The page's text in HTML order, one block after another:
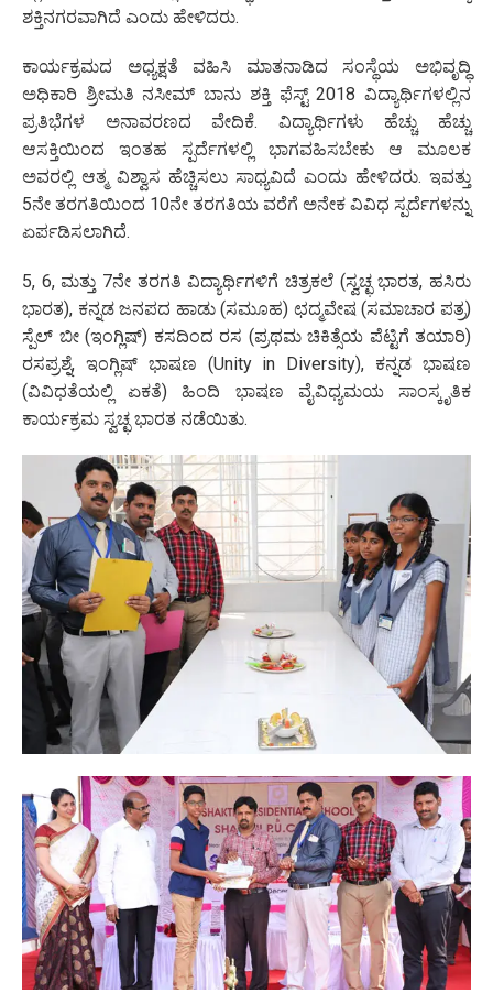
ಶಕ್ತಿನಗರವಾಗಿದೆ ಎಂದು ಹೇಳಿದರು.
ಕಾರ್ಯಕ್ರಮದ ಅಧ್ಯಕ್ಷತೆ ವಹಿಸಿ ಮಾತನಾಡಿದ ಸಂಸ್ಥೆಯ ಅಭಿವೃದ್ಧಿ
ಅಧಿಕಾರಿ ಶ್ರೀಮತಿ ನಸೀಮ್ ಬಾನು ಶಕ್ತಿ ಫೆಸ್ಟ್ 2018 ವಿದ್ಯಾರ್ಥಿಗಳಲ್ಲಿನ
ಪ್ರತಿಭೆಗಳ ಅನಾವರಣದ ವೇದಿಕೆ. ವಿದ್ಯಾರ್ಥಿಗಳು ಹೆಚ್ಚು ಹೆಚ್ಚು
ಆಸಕ್ತಿಯಿಂದ ಇಂತಹ ಸ್ಪರ್ದೆಗಳಲ್ಲಿ ಭಾಗವಹಿಸಬೇಕು ಆ ಮೂಲಕ
ಅವರಲ್ಲಿ ಆತ್ಮ ವಿಶ್ವಾಸ ಹೆಚ್ಚಿಸಲು ಸಾಧ್ಯವಿದೆ ಎಂದು ಹೇಳಿದರು. ಇವತ್ತು
5ನೇ ತರಗತಿಯಿಂದ 10ನೇ ತರಗತಿಯ ವರೆಗೆ ಅನೇಕ ವಿವಿಧ ಸ್ಪರ್ದೆಗಳನ್ನು
ಏರ್ಪಡಿಸಲಾಗಿದೆ.
5, 6, ಮತ್ತು 7ನೇ ತರಗತಿ ವಿದ್ಯಾರ್ಥಿಗಳಿಗೆ ಚಿತ್ರಕಲೆ (ಸ್ವಚ್ಛ ಭಾರತ, ಹಸಿರು
ಭಾರತ), ಕನ್ನಡ ಜನಪದ ಹಾಡು (ಸಮೂಹ) ಛದ್ಮವೇಷ (ಸಮಾಚಾರ ಪತ್ರ)
ಸ್ಪೆಲ್ ಬೀ (ಇಂಗ್ಲಿಷ್) ಕಸದಿಂದ ರಸ (ಪ್ರಥಮ ಚಿಕಿತ್ಸೆಯ ಪೆಟ್ಟಿಗೆ ತಯಾರಿ)
ರಸಪ್ರಶ್ನೆ, ಇಂಗ್ಲಿಷ್ ಭಾಷಣ (Unity in Diversity), ಕನ್ನಡ ಭಾಷಣ
(ವಿವಿಧತೆಯಲ್ಲಿ ಏಕತೆ) ಹಿಂದಿ ಭಾಷಣ ವೈವಿಧ್ಯಮಯ ಸಾಂಸ್ಕೃತಿಕ
ಕಾರ್ಯಕ್ರಮ ಸ್ವಚ್ಛ ಭಾರತ ನಡೆಯಿತು.